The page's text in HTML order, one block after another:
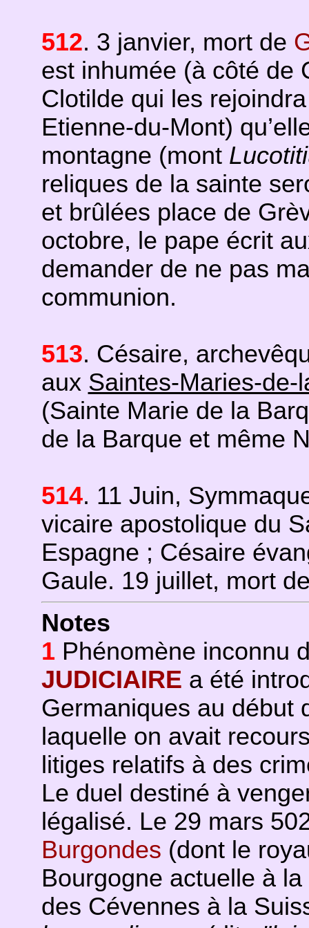
512. 3 janvier, mort de
est inhumée (à côté de
Clotilde qui les
Etienne-du-Mont)
montagne (mont
reliques de la sainte
et brûlées place de
octobre, le pape écrit
demander de ne pas
communion.
513. Césaire,
aux Saintes-Maries-de-
(Sainte Marie de la
de la Barque et même
514. 11 Juin,
vicaire apostolique du
Espagne ; Césaire
Gaule. 19 juillet, mort
Notes
1 Phénomène inconnu
JUDICIAIRE a été
Germaniques au début
laquelle on avait
litiges relatifs à des
Le duel destiné à
légalisé. Le 29 mars
Burgondes (dont le
Bourgogne actuelle à
des Cévennes à la